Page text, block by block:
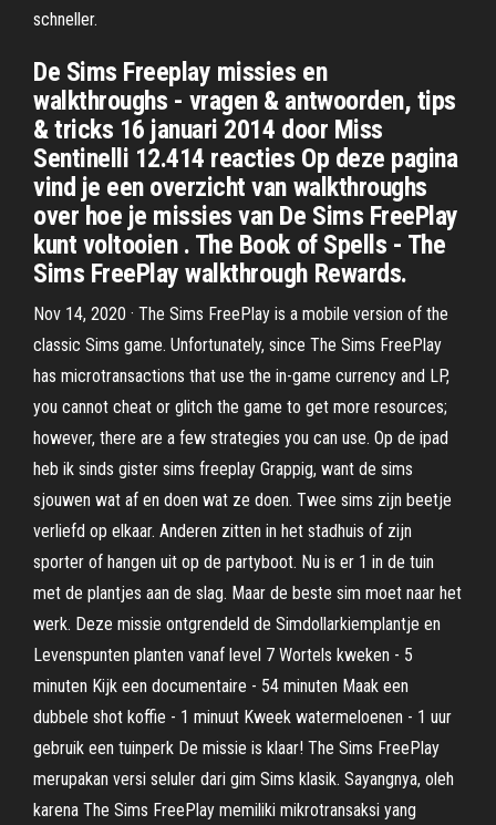
schneller.
De Sims Freeplay missies en
walkthroughs - vragen & antwoorden, tips
& tricks 16 januari 2014 door Miss
Sentinelli 12.414 reacties Op deze pagina
vind je een overzicht van walkthroughs
over hoe je missies van De Sims FreePlay
kunt voltooien . The Book of Spells - The
Sims FreePlay walkthrough Rewards.
Nov 14, 2020 · The Sims FreePlay is a mobile version of the
classic Sims game. Unfortunately, since The Sims FreePlay
has microtransactions that use the in-game currency and LP,
you cannot cheat or glitch the game to get more resources;
however, there are a few strategies you can use. Op de ipad
heb ik sinds gister sims freeplay Grappig, want de sims
sjouwen wat af en doen wat ze doen. Twee sims zijn beetje
verliefd op elkaar. Anderen zitten in het stadhuis of zijn
sporter of hangen uit op de partyboot. Nu is er 1 in de tuin
met de plantjes aan de slag. Maar de beste sim moet naar het
werk. Deze missie ontgrendeld de Simdollarkiemplantje en
Levenspunten planten vanaf level 7 Wortels kweken - 5
minuten Kijk een documentaire - 54 minuten Maak een
dubbele shot koffie - 1 minuut Kweek watermeloenen - 1 uur
gebruik een tuinperk De missie is klaar! The Sims FreePlay
merupakan versi seluler dari gim Sims klasik. Sayangnya, oleh
karena The Sims FreePlay memiliki mikrotransaksi yang